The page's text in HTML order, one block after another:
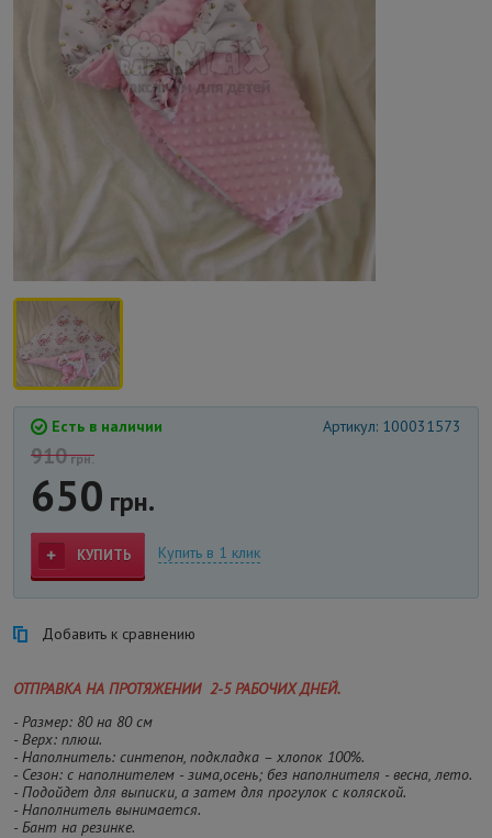
Есть в наличии Артикул: 100031573
910грн.
650 грн.
КУПИТЬ Купить в 1 клик
Добавить к сравнению
ОТПРАВКА НА ПРОТЯЖЕНИИ 2-5 РАБОЧИХ ДНЕЙ.
- Размер: 80 на 80 см
- Верх: плюш.
- Наполнитель: синтепон, подкладка – хлопок 100%.
- Сезон: с наполнителем - зима,осень; без наполнителя - весна, лето.
- Подойдет для выписки, а затем для прогулок с коляской.
- Наполнитель вынимается.
- Бант на резинке.